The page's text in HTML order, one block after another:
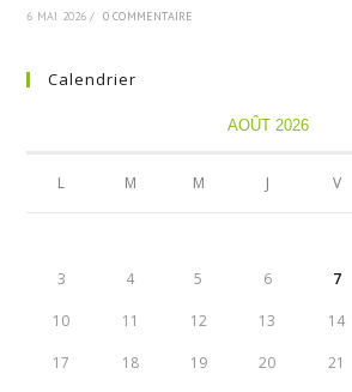
6 MAI 2026 / 0 COMMENTAIRE
Calendrier
AOÛT 2026
L M M J V
3 4 5 6 7
10 11 12 13 14
17 18 19 20 21